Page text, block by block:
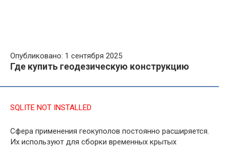
Опубликовано: 1 сентября 2025
Где купить геодезическую конструкцию
SQLITE NOT INSTALLED
Сфера применения геокуполов постоянно расширяется.
Их используют для сборки временных крытых